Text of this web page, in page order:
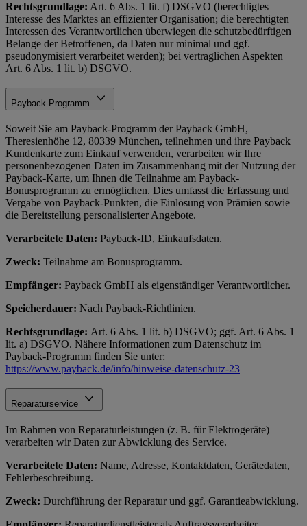
Rechtsgrundlage: Art. 6 Abs. 1 lit. f) DSGVO (berechtigtes
Interesse des Marktes an effizienter Organisation; die berechtigten
Interessen des Verantwortlichen überwiegen die schutzbedürftigen
Belange der Betroffenen, da Daten nur minimal und ggf.
pseudonymisiert verarbeitet werden); bei vertraglichen Aspekten
Art. 6 Abs. 1 lit. b) DSGVO.
Payback-Programm
Soweit Sie am Payback-Programm der Payback GmbH,
Theresienhöhe 12, 80339 München, teilnehmen und ihre Payback
Kundenkarte zum Einkauf verwenden, verarbeiten wir Ihre
personenbezogenen Daten im Zusammenhang mit der Nutzung der
Payback-Karte, um Ihnen die Teilnahme am Payback-
Bonusprogramm zu ermöglichen. Dies umfasst die Erfassung und
Vergabe von Payback-Punkten, die Einlösung von Prämien sowie
die Bereitstellung personalisierter Angebote.
Verarbeitete Daten: Payback-ID, Einkaufsdaten.
Zweck: Teilnahme am Bonusprogramm.
Empfänger: Payback GmbH als eigenständiger Verantwortlicher.
Speicherdauer: Nach Payback-Richtlinien.
Rechtsgrundlage: Art. 6 Abs. 1 lit. b) DSGVO; ggf. Art. 6 Abs. 1
lit. a) DSGVO. Nähere Informationen zum Datenschutz im
Payback-Programm finden Sie unter:
https://www.payback.de/info/hinweise-datenschutz-23
Reparaturservice
Im Rahmen von Reparaturleistungen (z. B. für Elektrogeräte)
verarbeiten wir Daten zur Abwicklung des Service.
Verarbeitete Daten: Name, Adresse, Kontaktdaten, Gerätedaten,
Fehlerbeschreibung.
Zweck: Durchführung der Reparatur und ggf. Garantieabwicklung.